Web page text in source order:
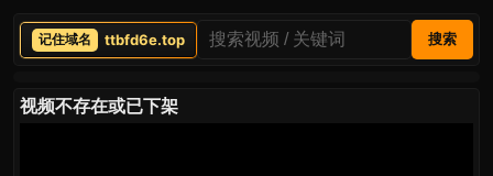
ttbfd6e.top 搜索
视频不存在或已下架